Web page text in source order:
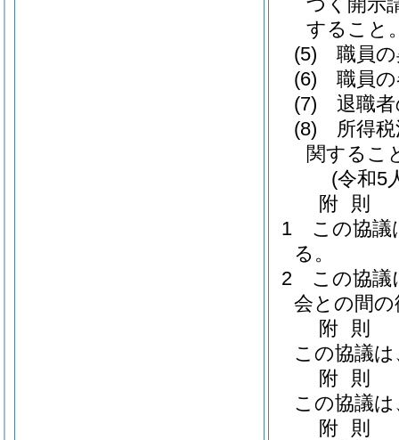
すること
(5)
職員
(6)
職員
(7)
退職
(8)
所得
関するこ
(令和5
附 則
1
この協議
る。
2
この協議
会との間
附 則
この協議
附 則
この協議
附 則